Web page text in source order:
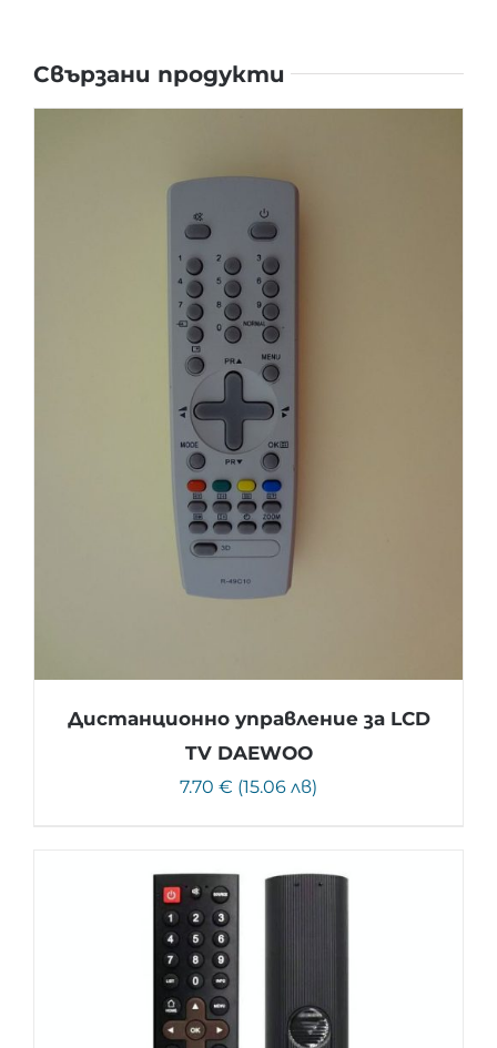
Свързани продукти
Дистанционно управление за LCD
TV DAEWOO
7.70 € (15.06 лв)